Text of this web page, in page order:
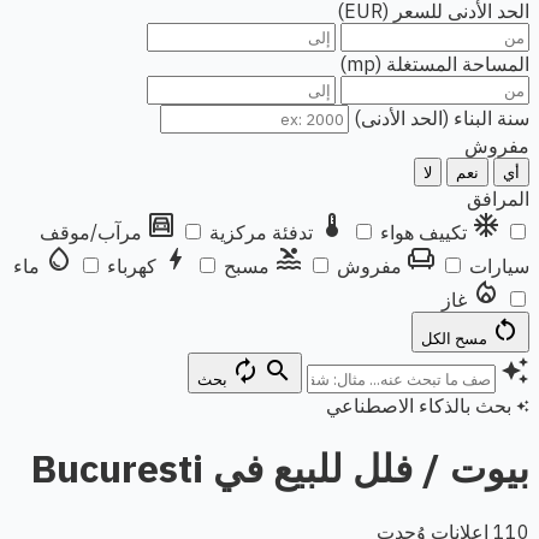
الحد الأدنى للسعر (EUR)
المساحة المستغلة (mp)
سنة البناء (الحد الأدنى)
مفروش
أي نعم لا
المرافق
ac_unit تكييف هواء thermostat تدفئة مركزية garage مرآب/موقف
سيارات
chair مفروش pool مسبح bolt كهرباء water_drop ماء
local_fire_department غاز
restart_alt
auto_awesome
search
autorenew بحث
auto_awesome بحث بالذكاء الاصطناعي
بيوت / فلل للبيع في Bucuresti
110 إعلانات وُجدت